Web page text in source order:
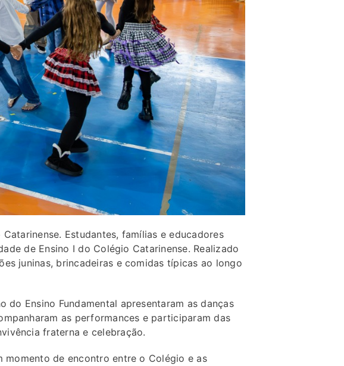
Estudantes, famílias e educadores
de Ensino I do Colégio Catarinense. Realizado
juninas, brincadeiras e comidas típicas ao longo
do Ensino Fundamental apresentaram as danças
as performances e participaram das
fraterna e celebração.
momento de encontro entre o Colégio e as